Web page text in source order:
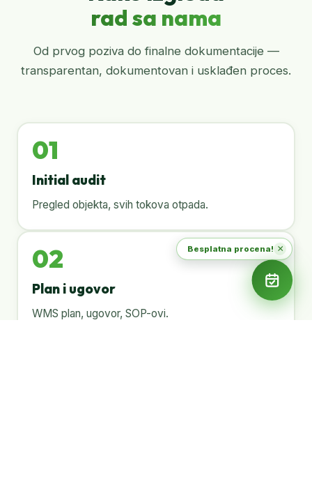
rad sa nama
Od prvog poziva do finalne dokumentacije —
transparentan, dokumentovan i usklađen proces.
01
Initial audit
Pregled objekta, svih tokova otpada.
02
Plan i ugovor
WMS plan, ugovor, SOP-ovi.
Besplatna procena! ×